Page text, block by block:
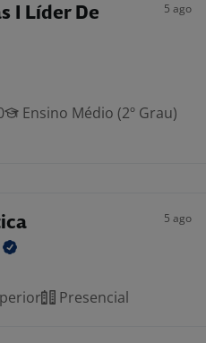
I Líder De
5 ago
Ensino Médio (2º Grau)
5 ago
Presencial